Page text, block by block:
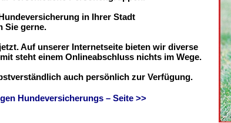
in Ihrer Stadt
Sie gerne.
Auf unserer Internetseite bieten wir diverse
steht einem Onlineabschluss nichts im Wege.
auch persönlich zur Verfügung.
Hundeversicherungs – Seite >>